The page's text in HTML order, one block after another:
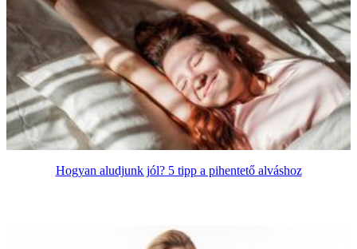
Hogyan aludjunk jól? 5 tipp a pihentető alváshoz